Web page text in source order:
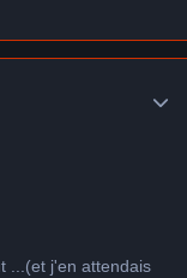
...(et j'en attendais